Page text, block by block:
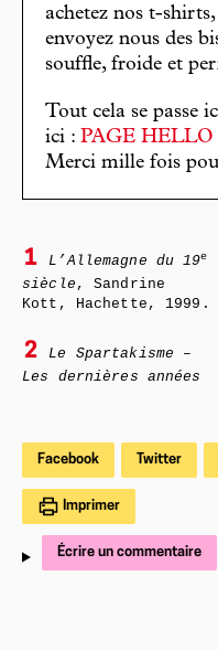
achetez nos t-
envoyez nous des
souffle, froide et
Tout cela se passe
ici : PAGE HELLO
Merci mille fois
1 L’Allemagne du 19e
siècle , Sandrine
Kott, Hachette, 1999.
2
Le Spartakisme –
Les dernières années
Facebook Twitter
Imprimer
Écrire un commentaire